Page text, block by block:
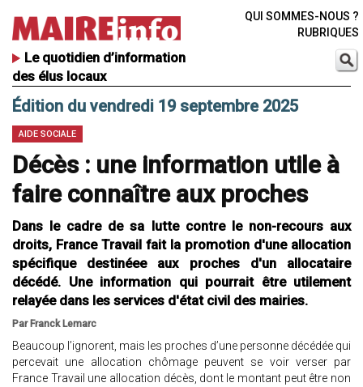
Le quotidien d’information
des élus locaux
QUI SOMMES-NOUS ?
RUBRIQUES
Édition du vendredi 19 septembre 2025
AIDE SOCIALE
Décès : une information utile à
faire connaître aux proches
Dans le cadre de sa lutte contre le non-recours aux
droits, France Travail fait la promotion d'une allocation
spécifique destinéee aux proches d'un allocataire
décédé. Une information qui pourrait être utilement
relayée dans les services d'état civil des mairies.
Par Franck Lemarc
Beaucoup l’ignorent, mais les proches d’une personne décédée qui
percevait une allocation chômage peuvent se voir verser par
France Travail une allocation décès, dont le montant peut être non